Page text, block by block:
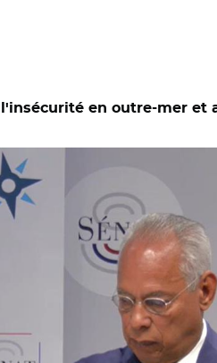
en outre-mer et